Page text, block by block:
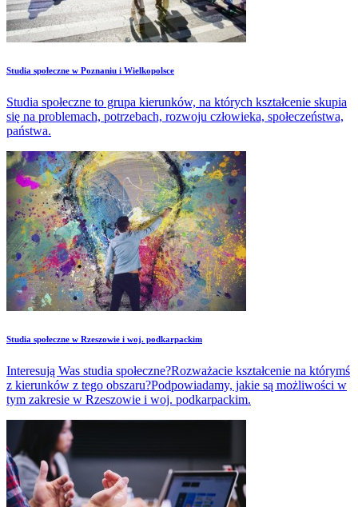
Studia społeczne w Poznaniu i Wielkopolsce
Studia społeczne to grupa kierunków, na których kształcenie skupia
się na problemach, potrzebach, rozwoju człowieka, społeczeństwa,
państwa.
Studia społeczne w Rzeszowie i woj. podkarpackim
Interesują Was studia społeczne?Rozważacie kształcenie na którymś
z kierunków z tego obszaru?Podpowiadamy, jakie są możliwości w
tym zakresie w Rzeszowie i woj. podkarpackim.